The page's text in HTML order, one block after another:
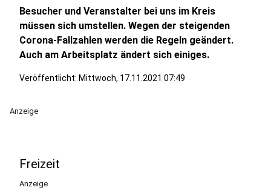
Besucher und Veranstalter bei uns im Kreis
müssen sich umstellen. Wegen der steigenden
Corona-Fallzahlen werden die Regeln geändert.
Auch am Arbeitsplatz ändert sich einiges.
Veröffentlicht: Mittwoch, 17.11.2021 07:49
Anzeige
Freizeit
Anzeige